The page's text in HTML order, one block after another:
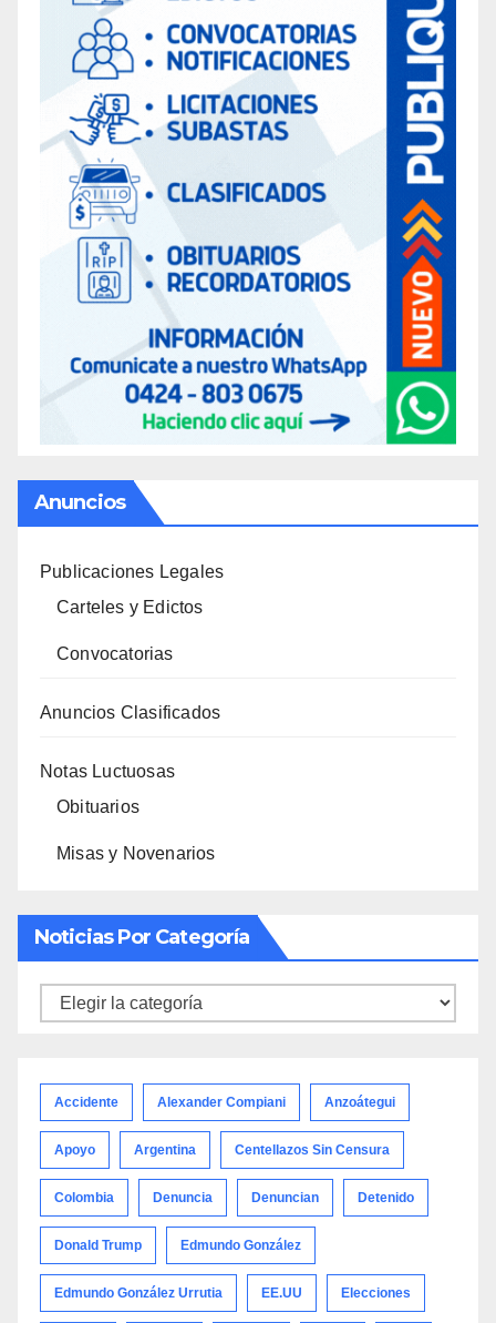
Anuncios
Publicaciones Legales
Carteles y Edictos
Convocatorias
Anuncios Clasificados
Notas Luctuosas
Obituarios
Misas y Novenarios
Noticias Por Categoría
Noticias
Accidente Alexander Compiani Anzoátegui
Apoyo Argentina Centellazos Sin Censura
Colombia Denuncia Denuncian Detenido
Donald Trump Edmundo González
Edmundo González Urrutia EE.UU Elecciones